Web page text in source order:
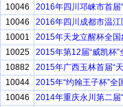
10046
2016年四川邛崃市首届
10046
2016年四川成都市温江
10001
2015年天龙立醒杯全国
10025
2015年第12届“威凯杯
10882
2015年广西玉林首届“
10044
2015年“约翰王子杯”全
10046
2014年重庆永川第二届